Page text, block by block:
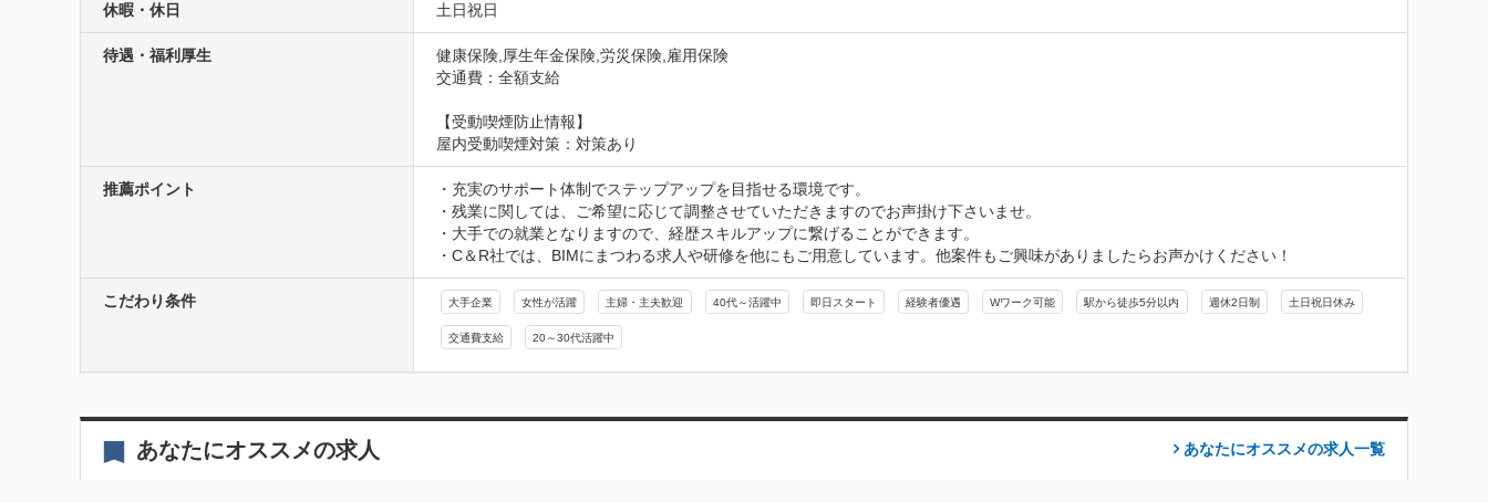
休暇・休日 土日祝日
待遇・福利厚生
健康保険,厚生年金保険,労災保険,雇用保険
交通費：全額支給
【受動喫煙防止情報】
屋内受動喫煙対策：対策あり
推薦ポイント
・充実のサポート体制でステップアップを目指せる環境です。
・残業に関しては、ご希望に応じて調整させていただきますのでお声掛け下さいませ。
・大手での就業となりますので、経歴スキルアップに繋げることができます。
・C＆R社では、BIMにまつわる求人や研修を他にもご用意しています。他案件もご興味がありましたらお声かけください！
こだわり条件 大手企業 女性が活躍 主婦・主夫歓迎 40代～活躍中 即日スタート 経験者優遇 Wワーク可能 駅から徒歩5分以内 週休2日制 土日祝日休み
交通費支給 20～30代活躍中
あなたにオススメの求人 あなたにオススメの求人一覧